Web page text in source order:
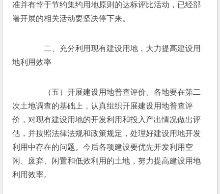
准并有悖于节约集约用地原则的达标评比活动，已经部
署开展的相关活动要坚决停下来。
二、充分利用现有建设用地，大力提高建设用
地利用效率
（五）开展建设用地普查评价。各地要在第二
次土地调查的基础上，认真组织开展建设用地普查评
价，对现有建设用地的开发利用和投入产出情况做出评
估，并按照法律法规和政策规定，处理好建设用地开发
利用中存在的问题。今后各项建设要优先开发利用空
闲、废弃、闲置和低效利用的土地，努力提高建设用地
利用效率。